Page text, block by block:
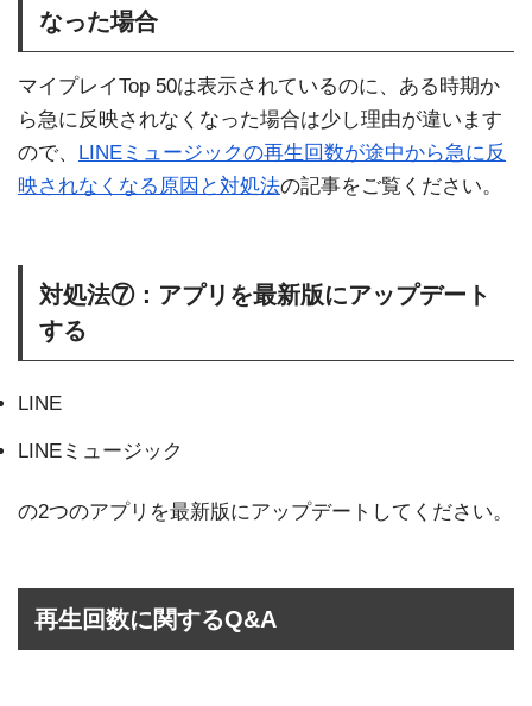
なった場合
マイプレイTop 50は表示されているのに、ある時期か
ら急に反映されなくなった場合は少し理由が違います
ので、 LINEミュージックの再生回数が途中から急に反
映されなくなる原因と対処法の記事をご覧ください。
対処法⑦：アプリを最新版にアップデート
する
LINE
LINEミュージック
の2つのアプリを最新版にアップデートしてください。
再生回数に関するQ&A